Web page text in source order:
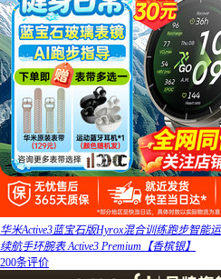
华米Active3蓝宝石版Hyrox混合训练跑步智能
续航手环腕表 Active3 Premium【香槟银】
200条评价